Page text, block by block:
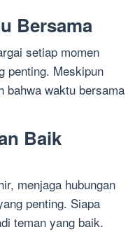
Bersama
setiap momen
penting. Meskipun
bahwa waktu bersama
Baik
menjaga hubungan
penting. Siapa
teman yang baik.